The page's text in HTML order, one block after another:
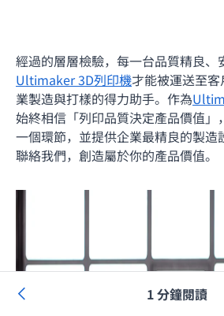
經過的層層檢驗，每一台品質精良、
Ultimaker 3D列印機才能被運送至
業製造與打樣的得力助手。作為
始終相信「列印品質決定產品價值」，
一個環節，並提供企業最精良的製造
聯絡我們，創造屬於你的產品價值。
1 分鐘閱讀